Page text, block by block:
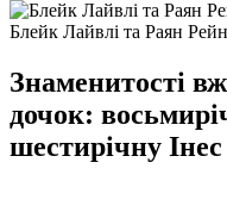
Блейк Лайвлі та Раян
Знаменитості
дочок:
шестирічну